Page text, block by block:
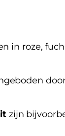
in roze,
zijn